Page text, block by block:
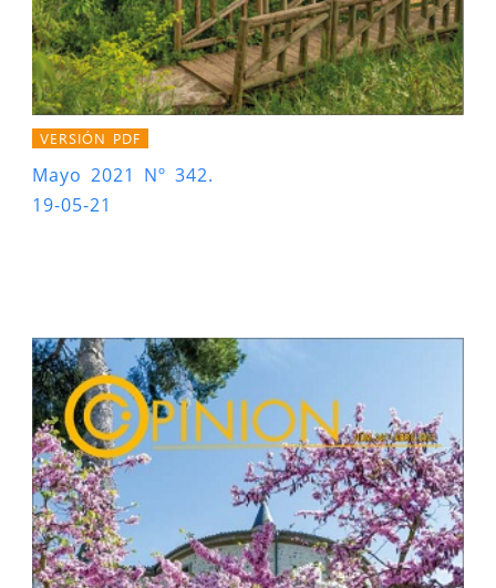
VERSIÓN PDF
Mayo 2021 Nº 342.
19-05-21